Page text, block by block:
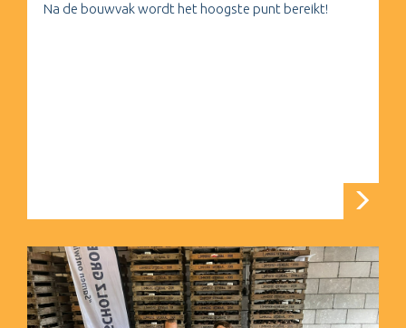
Na de bouwvak wordt het hoogste punt bereikt!